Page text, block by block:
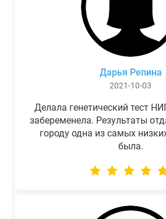
Дарья Репина
2021-10-03
Делала генетический тест
забеременела. Результаты
городу одна из самых
была.